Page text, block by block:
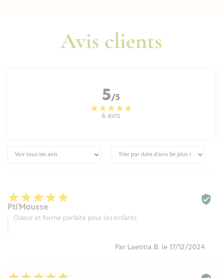
Avis clients
5/5
6 avis

Pti'Mousse
Odeur et forme parfaite pour les enfants

Par Laetitia B. le 17/12/2024